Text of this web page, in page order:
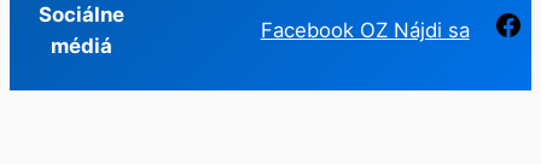
Sociálne
médiá
Facebook OZ Nájdi sa